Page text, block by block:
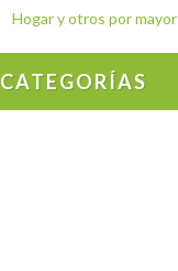
Hogar y otros por mayor
CATEGORÍAS